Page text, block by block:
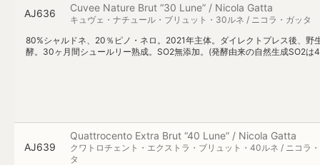
AJ636 Cuvee Nature Brut “30 Lune” / Nicola Gatta
キュヴェ・ナチュール・ブリュット・30ルネ / ニコラ・ガッタ
80%シャルドネ、20％ピノ・ネロ。2021年主体。ダイレクトプレス後、
酵。30ヶ月間シュールリー熟成。SO2無添加。(発酵由来の自然生成SO2は
AJ639
Quattrocento Extra Brut “40 Lune” / Nicola Gatta
クワトロチェント・エクストラ・ブリュット・40ルネ / ニコラ
タ